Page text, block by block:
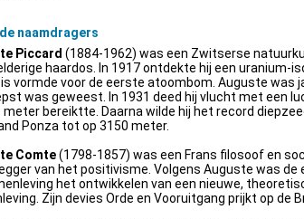
naamdragers
Piccard (1884-1962) was een Zwitserse
haardos. In 1917 ontdekte hij een uranium-
vormde voor de eerste atoombom. Auguste was
was geweest. In 1931 deed hij vlucht met een
meter bereiktte. Daarna wilde hij het record
Ponza tot op 3150 meter.
Comte(1798-1857) was een Frans filosoof en
van het positivisme. Volgens Auguste was
het ontwikkelen van een nieuwe,
Zijn devies Orde en Vooruitgang prijkt op de